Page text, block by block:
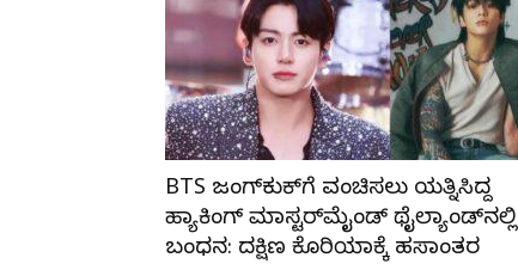
BTS ಜಂಗ್‌ಕುಕ್‌ಗೆ ವಂಚಿಸಲು ಯತ್ನಿಸಿದ್ದ
ಹ್ಯಾಕಿಂಗ್ ಮಾಸ್ಟರ್‌ಮೈಂಡ್ ಥೈಲ್ಯಾಂಡ್‌ನಲ್ಲಿ
ಬಂಧನ: ದಕ್ಷಿಣ ಕೊರಿಯಾಕ್ಕೆ ಹಸ್ತಾಂತರ